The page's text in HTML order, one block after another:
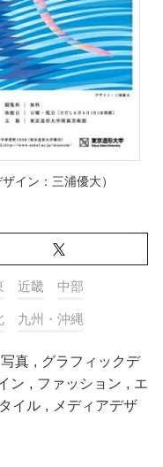
イン：三浦優大）
近畿 中部
九州・沖縄
真 , グラフィックデ
ン , ファッション , エ
イル , メディアデザ